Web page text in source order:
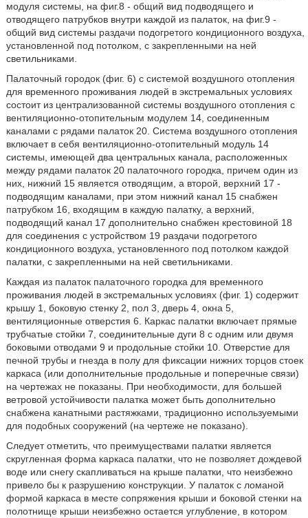
модуля системы, на фиг.8 - общий вид подводящего и
отводящего патрубков внутри каждой из палаток, на фиг.9 -
общий вид системы раздачи подогретого кондиционного воздуха,
установленной под потолком, с закрепленными на ней
светильниками.
Палаточный городок (фиг. 6) с системой воздушного отопления
для временного проживания людей в экстремальных условиях
состоит из централизованной системы воздушного отопления с
вентиляционно-отопительным модулем 14, соединенным
каналами с рядами палаток 20. Система воздушного отопления
включает в себя вентиляционно-отопительный модуль 14
системы, имеющей два центральных канала, расположенных
между рядами палаток 20 палаточного городка, причем один из
них, нижний 15 является отводящим, а второй, верхний 17 -
подводящим каналами, при этом нижний канал 15 снабжен
патрубком 16, входящим в каждую палатку, а верхний,
подводящий канал 17 дополнительно снабжен крестовиной 18
для соединения с устройством 19 раздачи подогретого
кондиционного воздуха, установленного под потолком каждой
палатки, с закрепленными на ней светильниками.
Каждая из палаток палаточного городка для временного
проживания людей в экстремальных условиях (фиг. 1) содержит
крышу 1, боковую стенку 2, пол 3, дверь 4, окна 5,
вентиляционные отверстия 6. Каркас палатки включает прямые
трубчатые стойки 7, соединительные дуги 8 с одним или двумя
боковыми отводами 9 и продольные стойки 10. Отверстие для
печной трубы и гнезда в полу для фиксации нижних торцов стоек
каркаса (или дополнительные продольные и поперечные связи)
на чертежах не показаны. При необходимости, для большей
ветровой устойчивости палатка может быть дополнительно
снабжена канатными растяжками, традиционно используемыми
для подобных сооружений (на чертеже не показано).
Следует отметить, что преимуществами палатки является
скругленная форма каркаса палатки, что не позволяет дождевой
воде или снегу скапливаться на крыше палатки, что неизбежно
привело бы к разрушению конструкции. У палаток с ломаной
формой каркаса в месте сопряжения крыши и боковой стенки на
полотнище крыши неизбежно остается углубление, в котором